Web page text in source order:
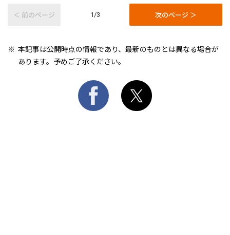
＜ 前のページ 1/3 次のページ ＞
本記事は公開時点の情報であり、最新のものとは異なる場合が
あります。予めご了承ください。